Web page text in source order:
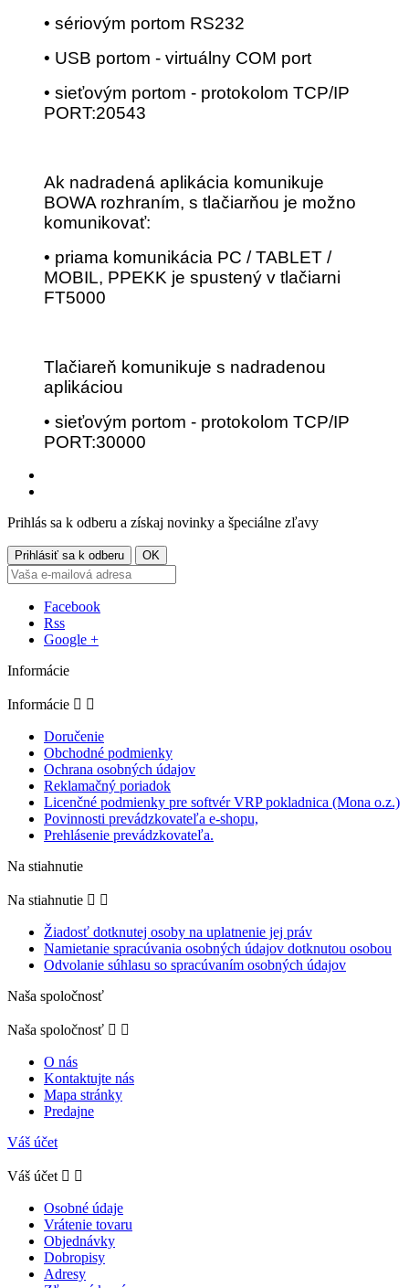
• sériovým portom RS232
• USB portom - virtuálny COM port
• sieťovým portom - protokolom TCP/IP
PORT:20543
Ak nadradená aplikácia komunikuje
BOWA rozhraním, s tlačiarňou je možno
komunikovať:
• priama komunikácia PC / TABLET /
MOBIL, PPEKK je spustený v tlačiarni
FT5000
Tlačiareň komunikuje s nadradenou
aplikáciou
• sieťovým portom - protokolom TCP/IP
PORT:30000
Prihlás sa k odberu a získaj novinky a špeciálne zľavy
Facebook
Rss
Google +
Informácie
Informácie  
Doručenie
Obchodné podmienky
Ochrana osobných údajov
Reklamačný poriadok
Licenčné podmienky pre softvér VRP pokladnica (Mona o.z.)
Povinnosti prevádzkovateľa e-shopu,
Prehlásenie prevádzkovateľa.
Na stiahnutie
Na stiahnutie  
Žiadosť dotknutej osoby na uplatnenie jej práv
Namietanie spracúvania osobných údajov dotknutou osobou
Odvolanie súhlasu so spracúvaním osobných údajov
Naša spoločnosť
Naša spoločnosť  
O nás
Kontaktujte nás
Mapa stránky
Predajne
Váš účet
Váš účet  
Osobné údaje
Vrátenie tovaru
Objednávky
Dobropisy
Adresy